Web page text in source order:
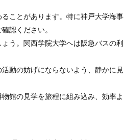
ことがあります。特に神戸大学海事
認ください。
う。関西学院大学へは阪急バスの利
動の妨げにならないよう、静かに見
館の見学を旅程に組み込み、効率よ